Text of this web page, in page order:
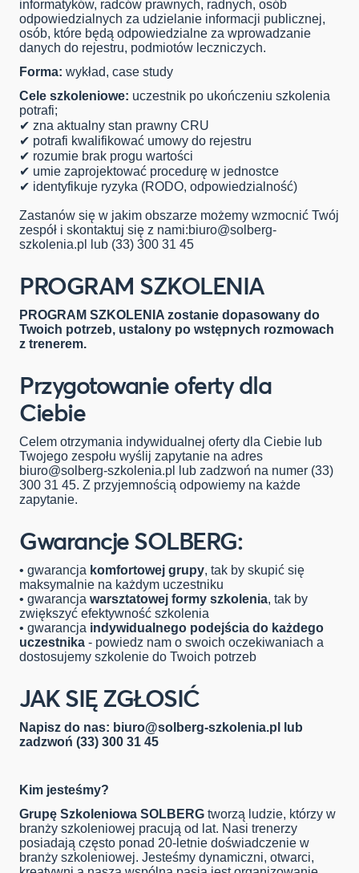
informatyków, radców prawnych, radnych, osób
odpowiedzialnych za udzielanie informacji publicznej,
osób, które będą odpowiedzialne za wprowadzanie
danych do rejestru, podmiotów leczniczych.
Forma: wykład, case study
Cele szkoleniowe: uczestnik po ukończeniu szkolenia
potrafi;
✔ zna aktualny stan prawny CRU
✔ potrafi kwalifikować umowy do rejestru
✔ rozumie brak progu wartości
✔ umie zaprojektować procedurę w jednostce
✔ identyfikuje ryzyka (RODO, odpowiedzialność)
Zastanów się w jakim obszarze możemy wzmocnić Twój
zespół i skontaktuj się z nami:biuro@solberg-
szkolenia.pl
lub (33) 300 31 45
PROGRAM SZKOLENIA
PROGRAM SZKOLENIA zostanie dopasowany do
Twoich potrzeb, ustalony po wstępnych rozmowach
z trenerem.
Przygotowanie oferty dla
Ciebie
Celem otrzymania indywidualnej oferty dla Ciebie lub
Twojego zespołu wyślij zapytanie na adres
biuro@solberg-szkolenia.pl
lub zadzwoń na numer (33)
300 31 45. Z przyjemnością odpowiemy na każde
zapytanie.
Gwarancje SOLBERG:
• gwarancja komfortowej grupy, tak by skupić się
maksymalnie na każdym uczestniku
• gwarancja warsztatowej formy szkolenia, tak by
zwiększyć efektywność szkolenia
• gwarancja indywidualnego podejścia do każdego
uczestnika - powiedz nam o swoich oczekiwaniach a
dostosujemy szkolenie do Twoich potrzeb
JAK SIĘ ZGŁOSIĆ
Napisz do nas: biuro@solberg-szkolenia.pl
lub
zadzwoń (33) 300 31 45
Kim jesteśmy?
Grupę Szkoleniowa SOLBERG tworzą ludzie, którzy w
branży szkoleniowej pracują od lat. Nasi trenerzy
posiadają często ponad 20-letnie doświadczenie w
branży szkoleniowej. Jesteśmy dynamiczni, otwarci,